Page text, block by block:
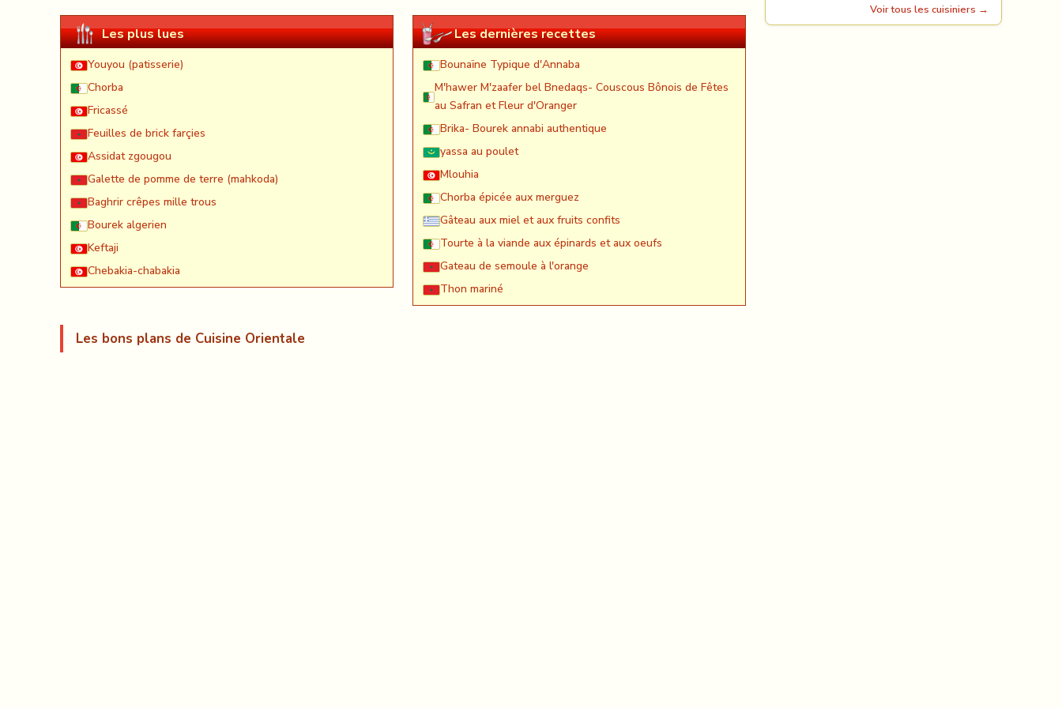
Les plus lues
Youyou (patisserie)
Chorba
Fricassé
Feuilles de brick farçies
Assidat zgougou
Galette de pomme de terre (mahkoda)
Baghrir crêpes mille trous
Bourek algerien
Keftaji
Chebakia-chabakia
Les dernières recettes
Bounaïne Typique d'Annaba
M'hawer M'zaafer bel Bnedaqs- Couscous Bônois de Fêtes
au Safran et Fleur d'Oranger
Brika- Bourek annabi authentique
yassa au poulet
Mlouhia
Chorba épicée aux merguez
Gâteau aux miel et aux fruits confits
Tourte à la viande aux épinards et aux oeufs
Gateau de semoule à l'orange
Thon mariné
Les bons plans de Cuisine Orientale
Voir tous les cuisiniers →